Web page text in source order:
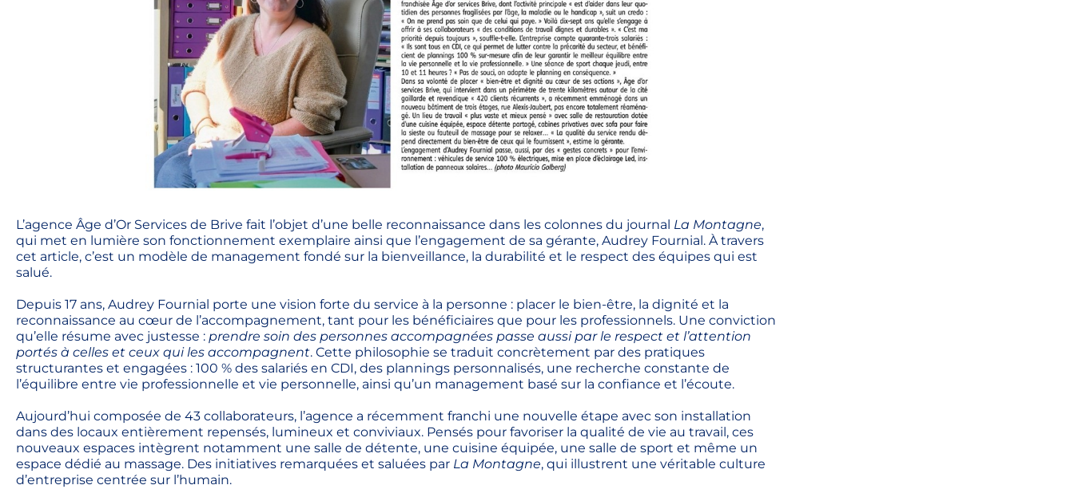
L’agence Âge d’Or Services de Brive fait l’objet d’une belle reconnaissance dans les colonnes du journal La Montagne,
qui met en lumière son fonctionnement exemplaire ainsi que l’engagement de sa gérante, Audrey Fournial. À travers
cet article, c’est un modèle de management fondé sur la bienveillance, la durabilité et le respect des équipes qui est
salué.
Depuis 17 ans, Audrey Fournial porte une vision forte du service à la personne : placer le bien-être, la dignité et la
reconnaissance au cœur de l’accompagnement, tant pour les bénéficiaires que pour les professionnels. Une conviction
qu’elle résume avec justesse : prendre soin des personnes accompagnées passe aussi par le respect et l’attention
portés à celles et ceux qui les accompagnent. Cette philosophie se traduit concrètement par des pratiques
structurantes et engagées : 100 % des salariés en CDI, des plannings personnalisés, une recherche constante de
l’équilibre entre vie professionnelle et vie personnelle, ainsi qu’un management basé sur la confiance et l’écoute.
Aujourd’hui composée de 43 collaborateurs, l’agence a récemment franchi une nouvelle étape avec son installation
dans des locaux entièrement repensés, lumineux et conviviaux. Pensés pour favoriser la qualité de vie au travail, ces
nouveaux espaces intègrent notamment une salle de détente, une cuisine équipée, une salle de sport et même un
espace dédié au massage. Des initiatives remarquées et saluées par La Montagne, qui illustrent une véritable culture
d’entreprise centrée sur l’humain.